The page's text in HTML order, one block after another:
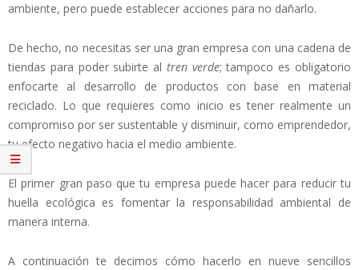
ambiente, pero puede establecer acciones para no dañarlo.
De hecho, no necesitas ser una gran empresa con una cadena de
tiendas para poder subirte al tren verde; tampoco es obligatorio
enfocarte al desarrollo de productos con base en material
reciclado. Lo que requieres como inicio es tener realmente un
compromiso por ser sustentable y disminuir, como emprendedor,
tu efecto negativo hacia el medio ambiente.
El primer gran paso que tu empresa puede hacer para reducir tu
huella ecológica es fomentar la responsabilidad ambiental de
manera interna.
A continuación te decimos cómo hacerlo en nueve sencillos